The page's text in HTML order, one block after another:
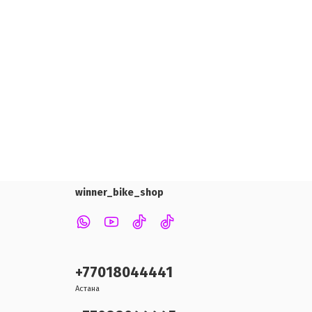
winner_bike_shop
+77018044441
Астана